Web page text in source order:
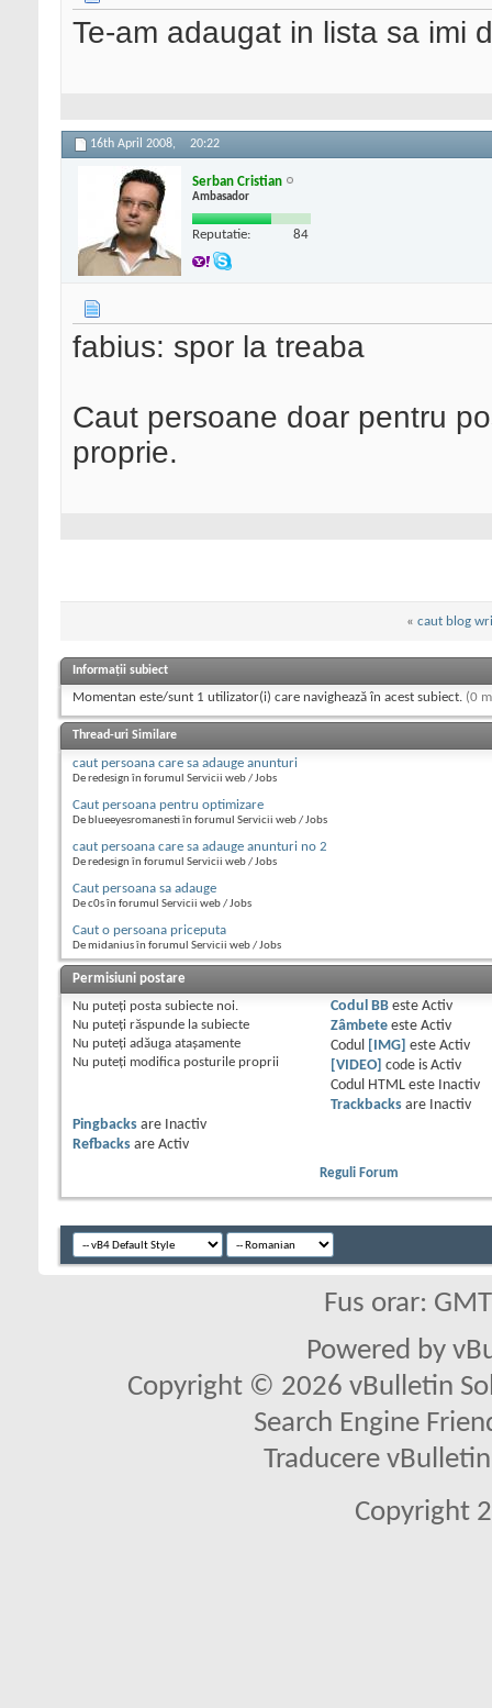
Te-am adaugat in lista sa imi
16th April 2008, 20:22
Serban Cristian
Ambasador
Reputatie: 84
fabius: spor la treaba
Caut persoane doar pentru
proprie.
« caut blog
Informații subiect
Momentan este/sunt 1 utilizator(i) care navighează în acest subiect. (0
Thread-uri Similare
caut persoana care sa adauge anunturi
De redesign în forumul Servicii web / Jobs
Caut persoana pentru optimizare
De blueeyesromanesti în forumul Servicii web / Jobs
caut persoana care sa adauge anunturi no 2
De redesign în forumul Servicii web / Jobs
Caut persoana sa adauge
De c0s în forumul Servicii web / Jobs
Caut o persoana priceputa
De midanius în forumul Servicii web / Jobs
Permisiuni postare
Nu puteţi posta subiecte noi.
Nu puteţi răspunde la subiecte
Nu puteţi adăuga ataşamente
Nu puteţi modifica posturile proprii
Codul BBeste Activ
Zâmbeteeste Activ
Codul
[IMG] este Activ
[VIDEO]
code is Activ
Codul HTML este
Inactiv
Trackbacksare
Inactiv
Pingbacks are
Inactiv
Refbacks are Activ
Reguli Forum
Fus orar:
Powered by
Copyright © 2026 vBulletin
Search Engine
Traducere
Copyright